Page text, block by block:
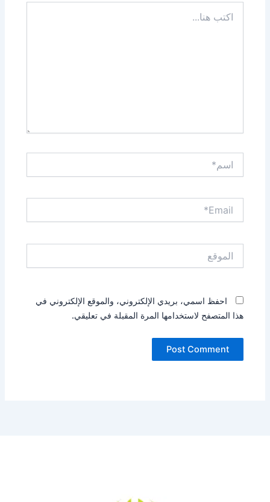
هنا...
احفظ اسمي، بريدي الإلكتروني، والموقع الإلكتروني في
هذا المتصفح لاستخدامها المرة المقبلة في تعليقي.